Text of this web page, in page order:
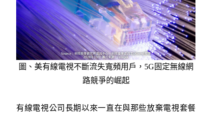
圖、 美有線電視不斷流失寬頻用戶，5G固定無線網
路競爭的崛起
有線電視公司長期以來一直在與那些放棄電視套餐